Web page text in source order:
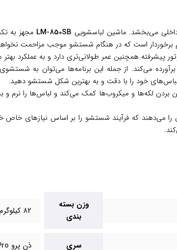
می‌بخشد. ماشین لباسشویی LM-850SB مجهز به
برخوردار است که در هنگام شستشو موجب مزاحمت
همچنین عمر طولانی‌تری دارد و به عملکرد
می‌کند. از جمله این برنامه‌ها می‌توان به
خود را با دقت و به بهترین شکل شستشو دهید.
لکه‌ها و میکروب‌ها کمک می‌کند و لباس‌ها را نرم و
را می‌دهند که فرآیند شستشو را بر اساس نیازهای خاص
وزن بسته
بندی
82 کیلوگرم
سری ذن پرو Zen Pro